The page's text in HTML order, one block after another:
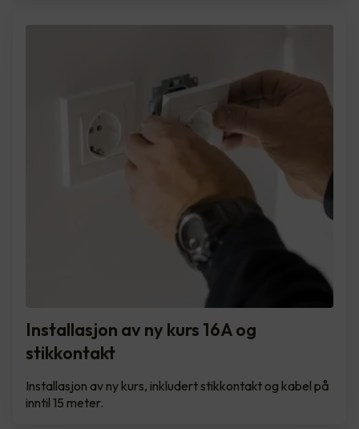
Installasjon av ny kurs 16A og
stikkontakt
Installasjon av ny kurs, inkludert stikkontakt og kabel på
inntil 15 meter.